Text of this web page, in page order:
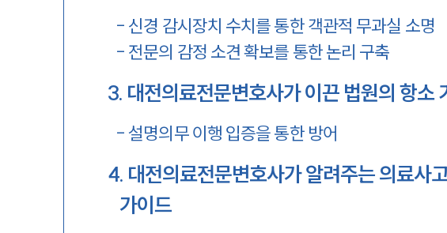
- 신경 감시장치 수치를 통한 객관적 무과실 소명
- 전문의 감정 소견 확보를 통한 논리 구축
3. 대전의료전문변호사가 이끈 법원의 항소
- 설명의무 이행 입증을 통한 방어
4. 대전의료전문변호사가 알려주는 의료사
가이드